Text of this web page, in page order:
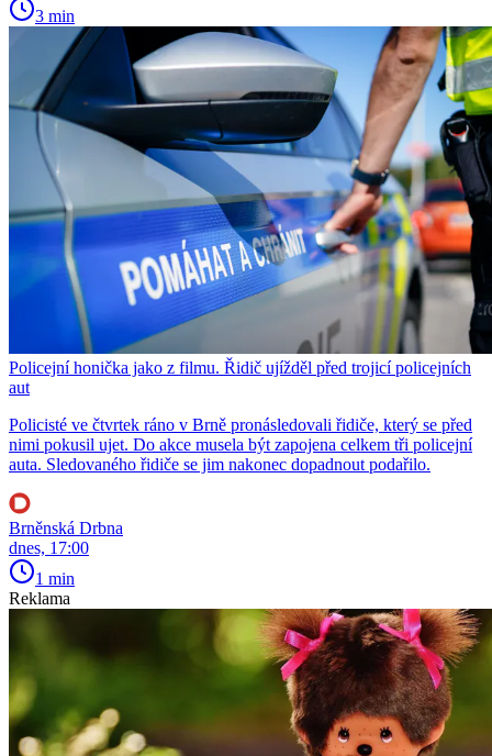
3 min
Policejní honička jako z filmu. Řidič ujížděl před trojicí policejních
aut
Policisté ve čtvrtek ráno v Brně pronásledovali řidiče, který se před
nimi pokusil ujet. Do akce musela být zapojena celkem tři policejní
auta. Sledovaného řidiče se jim nakonec dopadnout podařilo.
Brněnská Drbna
dnes, 17:00
1 min
Reklama